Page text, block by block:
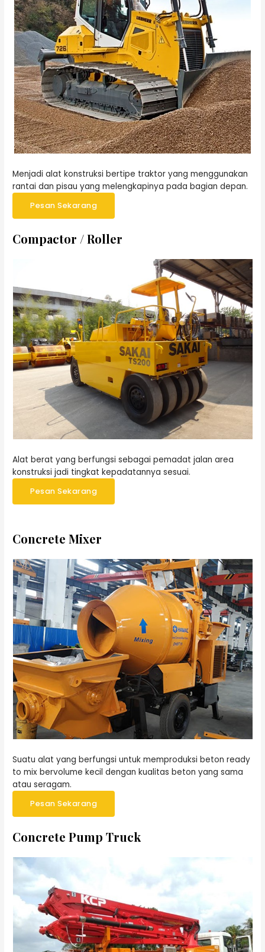
Menjadi alat konstruksi bertipe traktor yang menggunakan
rantai dan pisau yang melengkapinya pada bagian depan.
Pesan Sekarang
Compactor / Roller
Alat berat yang berfungsi sebagai pemadat jalan area
konstruksi jadi tingkat kepadatannya sesuai.
Pesan Sekarang
Concrete Mixer
Suatu alat yang berfungsi untuk memproduksi beton ready
to mix bervolume kecil dengan kualitas beton yang sama
atau seragam.
Pesan Sekarang
Concrete Pump Truck